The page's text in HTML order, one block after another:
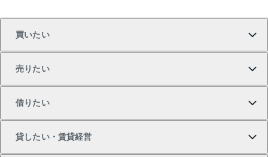
買いたい
新築・分譲マンションの購入
売りたい
マンションの売却・査定
借りたい
借りたいTOP
貸したい・賃貸経営